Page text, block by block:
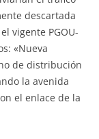
descartada
vigente PGOU-
«Nueva
de distribución
la avenida
el enlace de la